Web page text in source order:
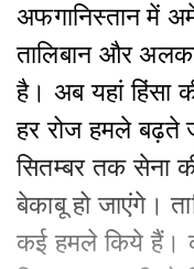
अफगानिस्तान में
तालिबान और
है। अब यहां हिंसा
हर रोज हमले बढ़ते
सितम्बर तक सेना
बेकाबू हो जाएंगे।
कई हमले किये हैं।